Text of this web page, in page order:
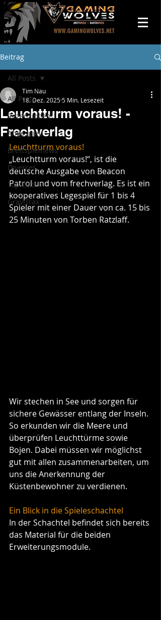
Beitrag
All Posts
Rezensionen
Angespielt
Brettspielnews
Diverses
Top-Listen
GraviTrax
All Posts
Leuchtturm voraus! -
Frechverlag
Tim Nau
18. Dez. 20255 Min. Lesezeit
Leuchtturm voraus!
„Leuchtturm voraus!“, ist die
deutsche Ausgabe von Beacon
Patrol und vom frechverlag. Es ist ein
kooperatives Legespiel für 1 bis 4
Spieler mit einer Dauer von ca. 15 bis
25 Minuten von Torben Ratzlaff.
Wir stechen in See und sorgen für
sichere Gewässer entlang der Inseln.
So erkunden wir die Meere und
überprüfen Leuchttürme sowie
Bojen. Dabei müssen wir möglichst
gut mit allen zusammenarbeiten, um
uns die Anerkennung der
Küstenbewohner zu verdienen.
Ein Blick in die Spieleschachtel
In der Schachtel befindet sich bereits
das Material für die beiden
Erweiterungsmodule.